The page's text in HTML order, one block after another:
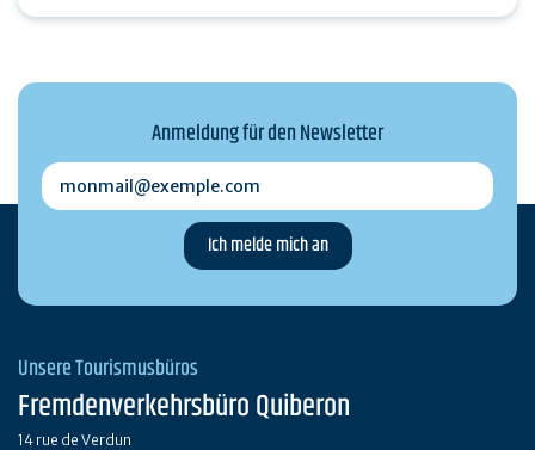
Anmeldung für den Newsletter
monmail@exemple.com
Unsere Tourismusbüros
Fremdenverkehrsbüro Quiberon
14 rue de Verdun